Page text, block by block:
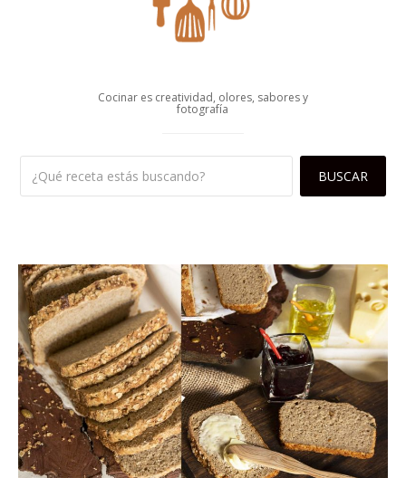
Cocinar es creatividad, olores, sabores y
fotografía